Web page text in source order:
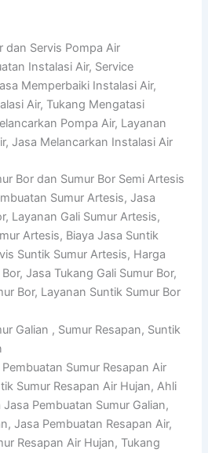
dan Servis Pompa Air
Instalasi Air, Service
Memperbaiki Instalasi Air,
Air, Tukang Mengatasi
Pompa Air, Layanan
Jasa Melancarkan Instalasi Air
Bor dan Sumur Bor Semi Artesis
Sumur Artesis, Jasa
Layanan Gali Sumur Artesis,
Artesis, Biaya Jasa Suntik
Suntik Sumur Artesis, Harga
Jasa Tukang Gali Sumur Bor,
Bor, Layanan Suntik Sumur Bor
Galian , Sumur Resapan, Suntik
Sumur Resapan Air
Sumur Resapan Air Hujan, Ahli
Jasa Pembuatan Sumur Galian,
Jasa Pembuatan Resapan Air,
Resapan Air Hujan, Tukang